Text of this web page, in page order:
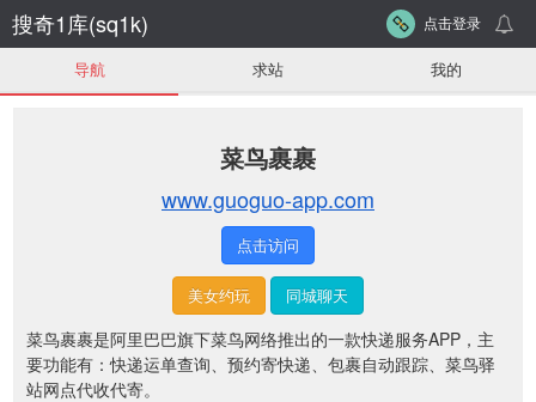
搜奇1库(sq1k) 点击登录
导航 求站 我的
菜鸟裹裹
www.guoguo-app.com
点击访问
美女约玩 同城聊天
菜鸟裹裹是阿里巴巴旗下菜鸟网络推出的一款快递服务APP，主
要功能有：快递运单查询、预约寄快递、包裹自动跟踪、菜鸟驿
站网点代收代寄。